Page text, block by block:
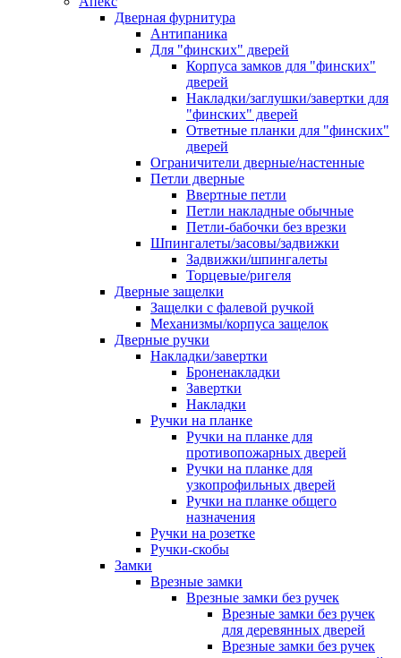
Дверная фурнитура
Антипаника
Для "финских" дверей
Корпуса замков для "финских"
дверей
Накладки/заглушки/завертки для
"финских" дверей
Ответные планки для "финских"
дверей
Ограничители дверные/настенные
Петли дверные
Ввертные петли
Петли накладные обычные
Петли-бабочки без врезки
Шпингалеты/засовы/задвижки
Задвижки/шпингалеты
Торцевые/ригеля
Дверные защелки
Защелки с фалевой ручкой
Механизмы/корпуса защелок
Дверные ручки
Накладки/завертки
Броненакладки
Завертки
Накладки
Ручки на планке
Ручки на планке для
противопожарных дверей
Ручки на планке для
узкопрофильных дверей
Ручки на планке общего
назначения
Ручки на розетке
Ручки-скобы
Замки
Врезные замки
Врезные замки без ручек
Врезные замки без ручек
для деревянных дверей
Врезные замки без ручек